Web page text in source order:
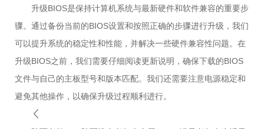
升级BIOS是保持计算机系统与最新硬件和软件兼容的重要步
骤。通过备份当前的BIOS设置和按照正确的步骤进行升级，我们
可以提升系统的稳定性和性能，并解决一些硬件兼容性问题。在
升级BIOS之前，我们需要仔细阅读更新说明，确保下载的BIOS
文件与自己的主板型号和版本匹配。我们还需要注意电源稳定和
避免其他操作，以确保升级过程顺利进行。